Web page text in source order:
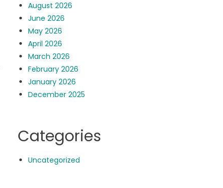
August 2026
June 2026
May 2026
April 2026
March 2026
February 2026
January 2026
December 2025
Categories
Uncategorized